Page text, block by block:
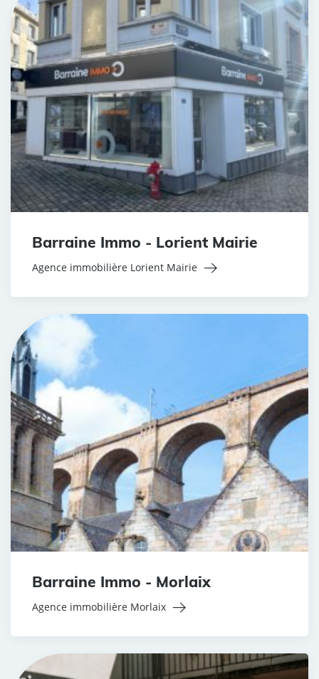
Barraine Immo - Lorient Mairie
Agence immobilière Lorient Mairie
Barraine Immo - Morlaix
Agence immobilière Morlaix